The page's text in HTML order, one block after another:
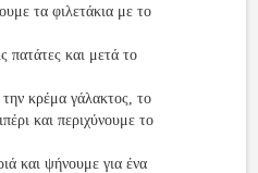
τα φιλετάκια με το
πατάτες και μετά το
κρέμα γάλακτος, το
και περιχύνουμε το
και ψήνουμε για ένα